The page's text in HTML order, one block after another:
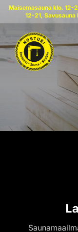
Skip
content
Maisemasauna klo. 12-
12-21,